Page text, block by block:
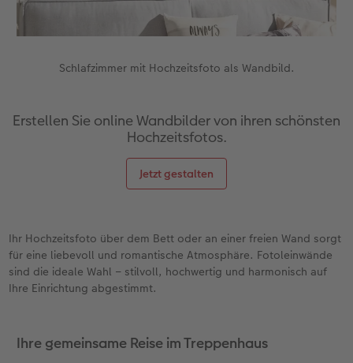
Schlafzimmer mit Hochzeitsfoto als Wandbild.
Erstellen Sie online Wandbilder von ihren schönsten
Hochzeitsfotos.
Jetzt gestalten
Ihr Hochzeitsfoto über dem Bett oder an einer freien Wand sorgt
für eine liebevoll und romantische Atmosphäre. Fotoleinwände
sind die ideale Wahl – stilvoll, hochwertig und harmonisch auf
Ihre Einrichtung abgestimmt.
Ihre gemeinsame Reise im Treppenhaus